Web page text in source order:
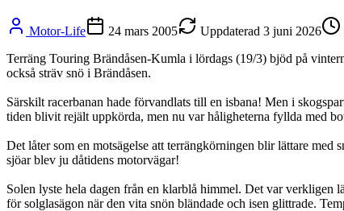
Motor-Life 24 mars 2005 Uppdaterad 3 juni 2026
Terräng Touring Brändåsen-Kumla i lördags (19/3) bjöd på
också sträv snö i Brändåsen.
Särskilt racerbanan hade förvandlats till en isbana! Men i
tiden blivit rejält uppkörda, men nu var håligheterna fyllda med
Det låter som en motsägelse att terrängkörningen blir lättare med
sjöar blev ju dåtidens motorvägar!
Solen lyste hela dagen från en klarblå himmel. Det var verkligen
för solglasägon när den vita snön bländade och isen glittrade.